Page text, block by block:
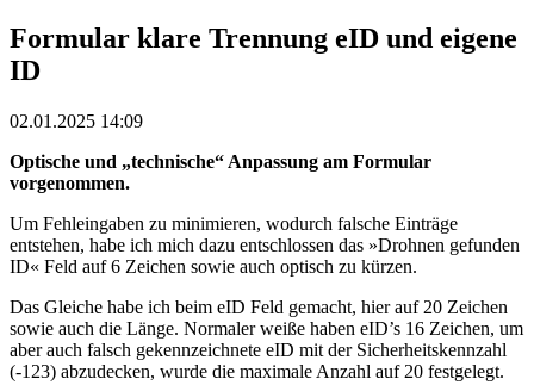
Formular klare Trennung eID und eigene
ID
02.01.2025 14:09
Optische und „technische“ Anpassung am Formular
vorgenommen.
Um Fehleingaben zu minimieren, wodurch falsche Einträge
entstehen, habe ich mich dazu entschlossen das »Drohnen gefunden
ID« Feld auf 6 Zeichen sowie auch optisch zu kürzen.
Das Gleiche habe ich beim eID Feld gemacht, hier auf 20 Zeichen
sowie auch die Länge. Normaler weiße haben eID’s 16 Zeichen, um
aber auch falsch gekennzeichnete eID mit der Sicherheitskennzahl
(-123) abzudecken, wurde die maximale Anzahl auf 20 festgelegt.